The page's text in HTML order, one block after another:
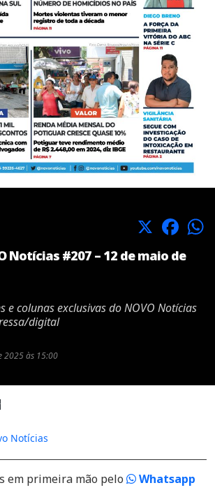
X Facebook
Notícias #207 – 12 de maio de
e colunas exclusivas do NOVO Notícias
digital
2025 às 15:00
Notícias
em primeira mão pelo
Whatsapp